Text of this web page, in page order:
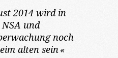
2014 wird in
und
noch
alten sein«